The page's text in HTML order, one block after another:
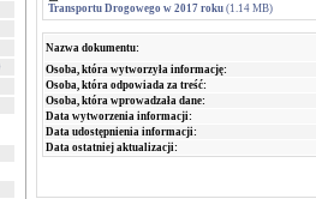
Transportu Drogowego w 2017 roku (1.14 MB)
Nazwa dokumentu:
Osoba, która wytworzyła informację:
Osoba, która odpowiada za treść:
Osoba, która wprowadzała dane:
Data wytworzenia informacji:
Data udostępnienia informacji:
Data ostatniej aktualizacji: